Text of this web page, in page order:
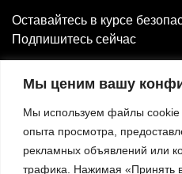
Мы ценим вашу
Мы используем файлы cookie
опыта просмотра,
рекламных объявлений или
трафика. Нажимая «Принять
Оставайтесь в курсе
Подпишитесь сейчас
Электронная почта
Код CAPTCHA: ⟳